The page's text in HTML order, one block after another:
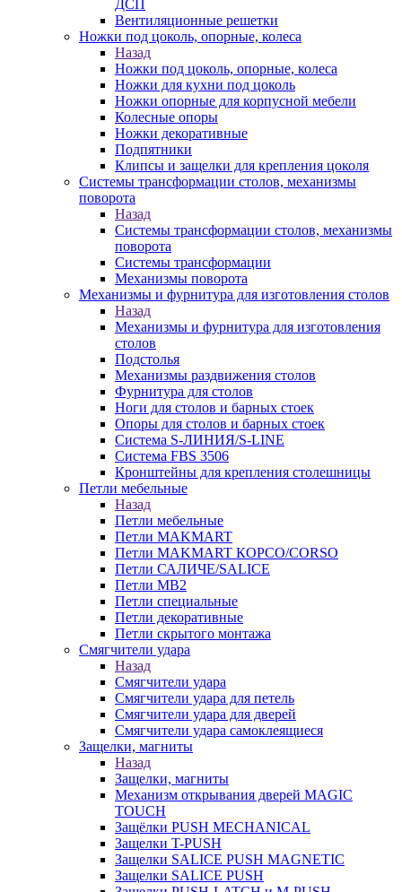
ДСП
Вентиляционные решетки
Ножки под цоколь, опорные, колеса
Назад
Ножки под цоколь, опорные, колеса
Ножки для кухни под цоколь
Ножки опорные для корпусной мебели
Колесные опоры
Ножки декоративные
Подпятники
Клипсы и защелки для крепления цоколя
Системы трансформации столов, механизмы
поворота
Назад
Системы трансформации столов, механизмы
поворота
Системы трансформации
Механизмы поворота
Механизмы и фурнитура для изготовления столов
Назад
Механизмы и фурнитура для изготовления
столов
Подстолья
Механизмы раздвижения столов
Фурнитура для столов
Ноги для столов и барных стоек
Опоры для столов и барных стоек
Система S-ЛИНИЯ/S-LINE
Система FBS 3506
Кронштейны для крепления столешницы
Петли мебельные
Назад
Петли мебельные
Петли MAKMART
Петли MAKMART КОРСО/CORSO
Петли САЛИЧЕ/SALICE
Петли MB2
Петли специальные
Петли декоративные
Петли скрытого монтажа
Смягчители удара
Назад
Смягчители удара
Смягчители удара для петель
Смягчители удара для дверей
Cмягчители удара самоклеящиеся
Защелки, магниты
Назад
Защелки, магниты
Механизм открывания дверей MAGIC
TOUCH
Защёлки PUSH MECHANICAL
Защелки T-PUSH
Защелки SALICE PUSH MAGNETIC
Защелки SALICE PUSH